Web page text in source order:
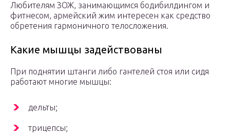
Любителям ЗОЖ, занимающимся бодибилдингом и
фитнесом, армейский жим интересен как средство
обретения гармоничного телосложения.
Какие мышцы задействованы
При поднятии штанги либо гантелей стоя или сидя
работают многие мышцы:
дельты;
трицепсы;